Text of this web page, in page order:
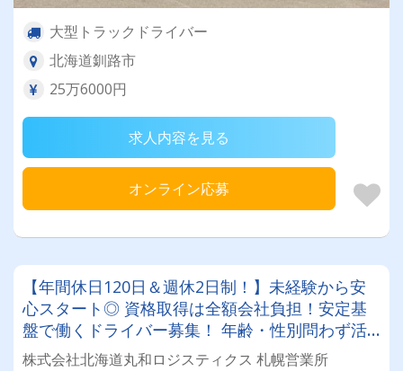
大型トラックドライバー
北海道釧路市
25万6000円
求人内容を見る
オンライン応募
【年間休日120日＆週休2日制！】未経験から安
心スタート◎ 資格取得は全額会社負担！安定基
盤で働くドライバー募集！ 年齢・性別問わず活
躍できるお仕事です✨
株式会社北海道丸和ロジスティクス 札幌営業所